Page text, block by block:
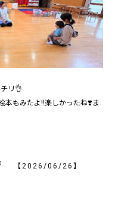
チリ👌
本もみたよ‼️楽しかったね❣️ま
【2026/06/26】